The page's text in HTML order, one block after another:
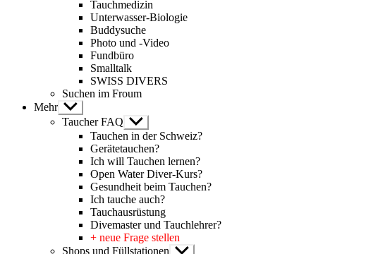
Tauchmedizin
Unterwasser-Biologie
Buddysuche
Photo und -Video
Fundbüro
Smalltalk
SWISS DIVERS
Suchen im Froum
Mehr Untermenü
anzeigen
Taucher FAQ Untermenü
anzeigen
Tauchen in der Schweiz?
Gerätetauchen?
Ich will Tauchen lernen?
Open Water Diver-Kurs?
Gesundheit beim Tauchen?
Ich tauche auch?
Tauchausrüstung
Divemaster und Tauchlehrer?
+ neue Frage stellen
Shops und Füllstationen Untermenü